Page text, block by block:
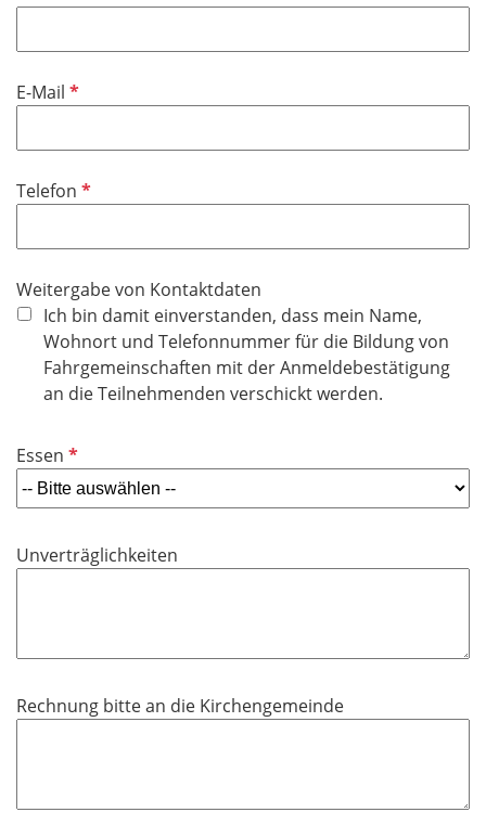
d
t
e
d
c
t
e
d
E-Mail P
c
t
e
l
d
Telefon P
c
h
t
f
e
d
Weitergabe von Kontaktdaten
Ich bin damit einverstanden, dass mein Name,
Wohnort und Telefonnummer für die Bildung von
Fahrgemeinschaften mit der Anmeldebestätigung
an die Teilnehmenden verschickt werden.
Essen P
f
l
c
e
d
Unverträglichkeiten
Rechnung bitte an die Kirchengemeinde